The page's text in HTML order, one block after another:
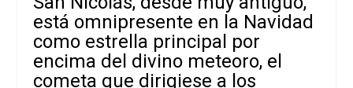
está omnipresente en la Navidad
como estrella principal por
encima del divino meteoro, el
cometa que dirigiese a los